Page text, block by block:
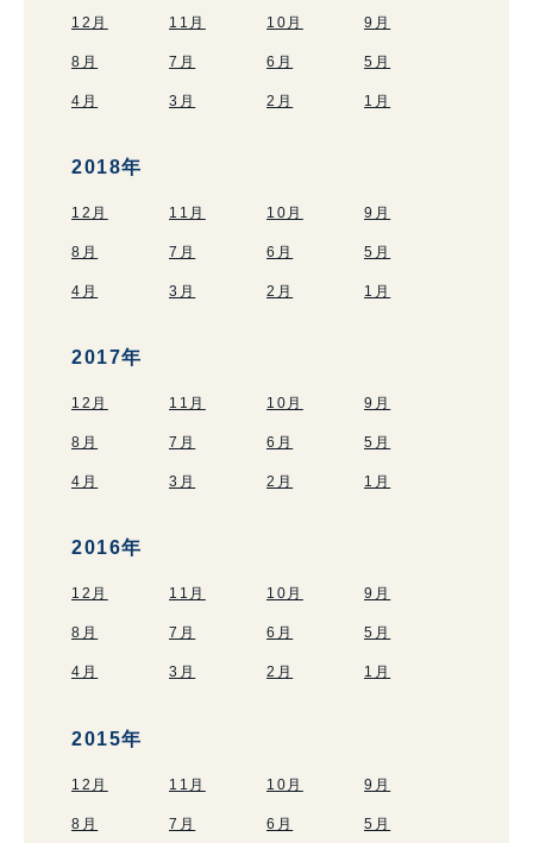
12月 11月 10月 9月
8月 7月 6月 5月
4月 3月 2月 1月
2018年
12月 11月 10月 9月
8月 7月 6月 5月
4月 3月 2月 1月
2017年
12月 11月 10月 9月
8月 7月 6月 5月
4月 3月 2月 1月
2016年
12月 11月 10月 9月
8月 7月 6月 5月
4月 3月 2月 1月
2015年
12月 11月 10月 9月
8月 7月 6月 5月